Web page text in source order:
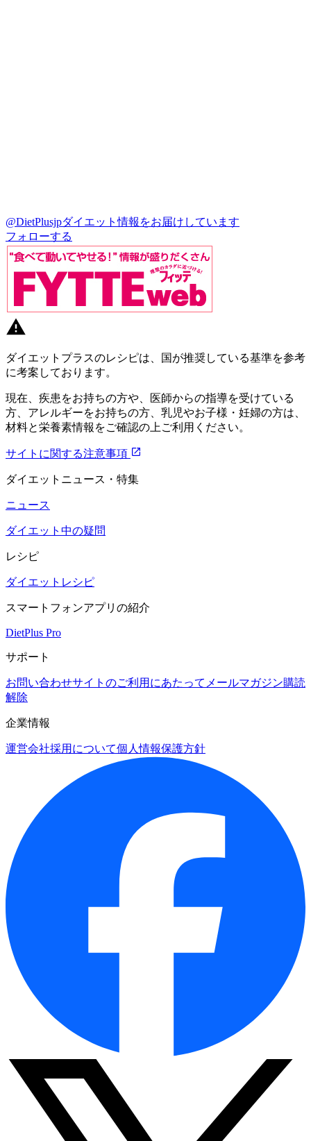
@DietPlusjpダイエット情報をお届けしています
フォローする
ダイエットプラスのレシピは、国が推奨している基準を参考
に考案しております。
現在、疾患をお持ちの方や、医師からの指導を受けている
方、アレルギーをお持ちの方、乳児やお子様・妊婦の方は、
材料と栄養素情報をご確認の上ご利用ください。
サイトに関する注意事項
ダイエットニュース・特集
ニュース
ダイエット中の疑問
レシピ
ダイエットレシピ
スマートフォンアプリの紹介
DietPlus Pro
サポート
お問い合わせサイトのご利用にあたって メールマガジン購読
解除
企業情報
運営会社採用について個人情報保護方針